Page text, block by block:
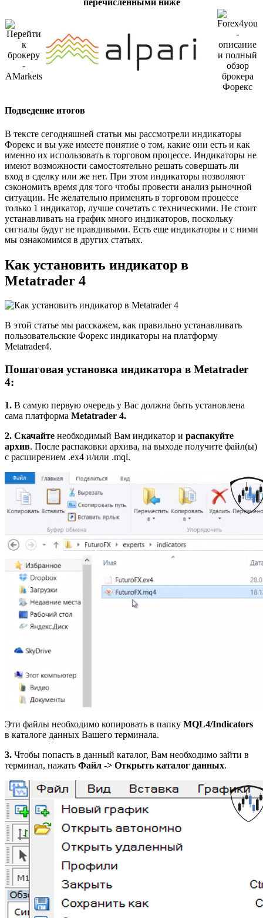
перечисленными ниже
Подведение итогов
В тексте сегодняшней статьи мы рассмотрели индикаторы
Форекс и вы уже имеете понятие о том, какие они есть и как
именно их использовать в торговом процессе. Индикаторы не
имеют возможности самостоятельно решать совершать ли
вход в сделку или же нет. При этом индикаторы позволяют
сэкономить время для того чтобы провести анализ рыночной
ситуации. Не желательно применять в торговом процессе
только 1 индикатор, лучше сочетать с техническими. Не стоит
устанавливать на график много индикаторов, поскольку
сигналы будут не правдивыми. Есть еще индикаторы и с ними
мы ознакомимся в других статьях.
Как установить индикатор в
Metatrader 4
В этой статье мы расскажем, как правильно устанавливать
пользовательские Форекс индикаторы на платформу
Metatrader4.
Пошаговая установка индикатора в Metatrader
4:
1. В самую первую очередь у Вас должна быть установлена
сама платформа Metatrader 4.
2. Скачайте необходимый Вам индикатор и распакуйте
архив. После распаковки архива, на выходе получите файл(ы)
с расширением .ex4 и/или .mql.
Эти файлы необходимо копировать в папку MQL4/Indicators
в каталоге данных Вашего терминала.
3. Чтобы попасть в данный каталог, Вам необходимо зайти в
терминал, нажать Файл -> Открыть каталог данных.